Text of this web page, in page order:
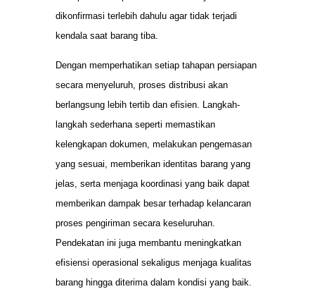
dikonfirmasi terlebih dahulu agar tidak terjadi
kendala saat barang tiba.
Dengan memperhatikan setiap tahapan persiapan
secara menyeluruh, proses distribusi akan
berlangsung lebih tertib dan efisien. Langkah-
langkah sederhana seperti memastikan
kelengkapan dokumen, melakukan pengemasan
yang sesuai, memberikan identitas barang yang
jelas, serta menjaga koordinasi yang baik dapat
memberikan dampak besar terhadap kelancaran
proses pengiriman secara keseluruhan.
Pendekatan ini juga membantu meningkatkan
efisiensi operasional sekaligus menjaga kualitas
barang hingga diterima dalam kondisi yang baik.